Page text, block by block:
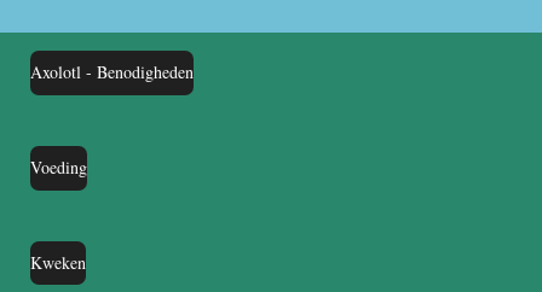
Axolotl - Benodigheden
Voeding
Kweken